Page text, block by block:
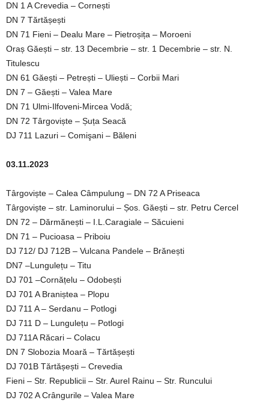
DN 1 A Crevedia – Cornești
DN 7 Tărtășești
DN 71 Fieni – Dealu Mare – Pietroșița – Moroeni
Oraș Găești – str. 13 Decembrie – str. 1 Decembrie – str. N.
Titulescu
DN 61 Găești – Petrești – Uliești – Corbii Mari
DN 7 – Găești – Valea Mare
DN 71 Ulmi-Ilfoveni-Mircea Vodă;
DN 72 Târgoviște – Șuța Seacă
DJ 711 Lazuri – Comişani – Băleni
03.11.2023
Târgoviște – Calea Câmpulung – DN 72 A Priseaca
Târgoviște – str. Laminorului – Șos. Găești – str. Petru Cercel
DN 72 – Dărmănești – I.L.Caragiale – Săcuieni
DN 71 – Pucioasa – Priboiu
DJ 712/ DJ 712B – Vulcana Pandele – Brănești
DN7 –Lungulețu – Titu
DJ 701 –Cornățelu – Odobești
DJ 701 A Braniștea – Plopu
DJ 711 A – Serdanu – Potlogi
DJ 711 D – Lungulețu – Potlogi
DJ 711A Răcari – Colacu
DN 7 Slobozia Moară – Tărtășești
DJ 701B Tărtășești – Crevedia
Fieni – Str. Republicii – Str. Aurel Rainu – Str. Runcului
DJ 702 A Crângurile – Valea Mare